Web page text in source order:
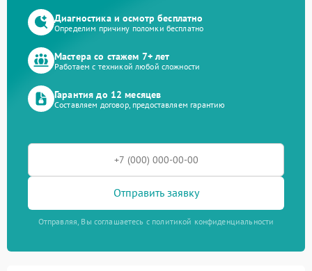
Диагностика и осмотр бесплатно
Определим причину поломки бесплатно
Мастера со стажем 7+ лет
Работаем с техникой любой сложности
Гарантия до 12 месяцев
Составляем договор, предоставляем гарантию
Отправить заявку
Отправляя, Вы соглашаетесь с политикой конфиденциальности